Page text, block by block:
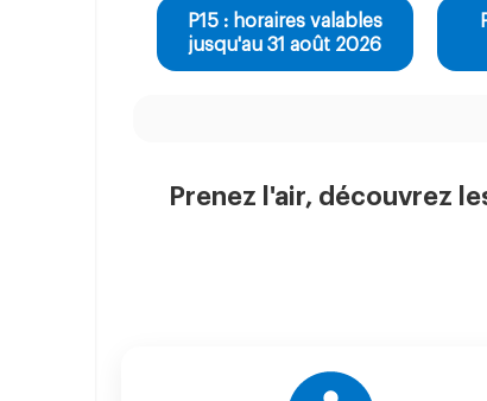
P15 : horaires valables
jusqu'au 31 août 2026
Prenez l'air, découvrez